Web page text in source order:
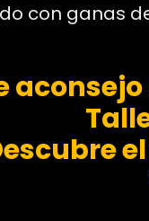
con ganas